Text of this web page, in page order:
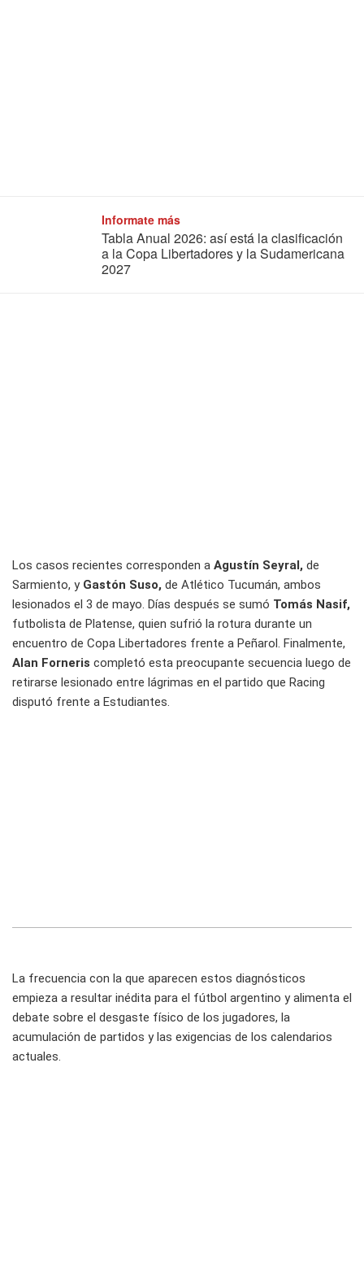
Informate más
Tabla Anual 2026: así está la clasificación
a la Copa Libertadores y la Sudamericana
2027
Los casos recientes corresponden a Agustín Seyral, de
Sarmiento, y Gastón Suso, de Atlético Tucumán, ambos
lesionados el 3 de mayo. Días después se sumó Tomás Nasif,
futbolista de Platense, quien sufrió la rotura durante un
encuentro de Copa Libertadores frente a Peñarol. Finalmente,
Alan Forneris completó esta preocupante secuencia luego de
retirarse lesionado entre lágrimas en el partido que Racing
disputó frente a Estudiantes.
La frecuencia con la que aparecen estos diagnósticos
empieza a resultar inédita para el fútbol argentino y alimenta el
debate sobre el desgaste físico de los jugadores, la
acumulación de partidos y las exigencias de los calendarios
actuales.